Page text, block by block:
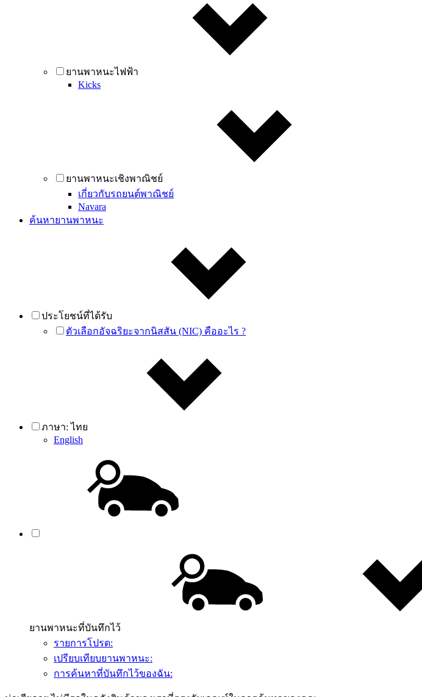
ยานพาหนะไฟฟ้า
Kicks
ยานพาหนะเชิงพาณิชย์
เกี่ยวกับรถยนต์พาณิชย์
Navara
ค้นหายานพาหนะ
ประโยชน์ที่ได้รับ
ตัวเลือกอัจฉริยะจากนิสสัน (NIC) คืออะไร ?
ภาษา:ไทย
English
ยานพาหนะที่บันทึกไว้
รายการโปรด:
เปรียบเทียบยานพาหนะ:
การค้นหาที่บันทึกไว้ของฉัน: